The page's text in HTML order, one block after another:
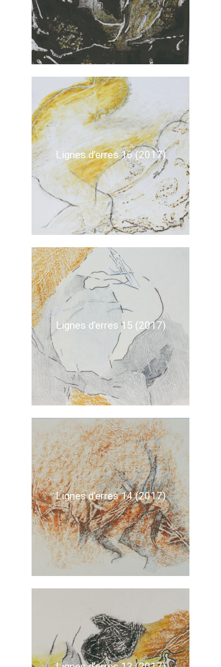
Lignes d’erres 16 (2017)
Lignes d’erres 15 (2017)
Lignes d’erres 14 (2017)